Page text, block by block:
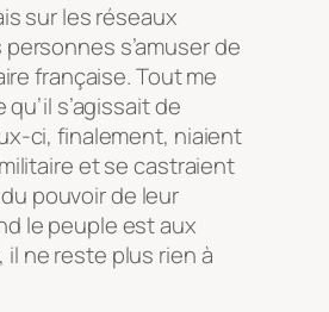
sur les réseaux
s’amuser de
française. Tout me
s’agissait de
ci, finalement, niaient
et se castraient
pouvoir de leur
le peuple est aux
il ne reste plus rien à